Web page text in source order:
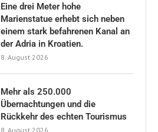
Eine drei Meter hohe
Marienstatue erhebt sich neben
einem stark befahrenen Kanal an
der Adria in Kroatien.
8. August 2026
Mehr als 250.000
Übernachtungen und die
Rückkehr des echten Tourismus
8. August 2026